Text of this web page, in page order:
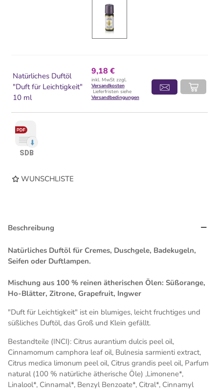
Natürliches Duftöl
"Duft für Leichtigkeit"
10 ml
9,18 €
inkl. MwSt zzgl.
Versandkosten
Lieferfristen siehe
Versandbedingungen
SDB
WUNSCHLISTE
Beschreibung
Natürliches Duftöl für Cremes, Duschgele, Badekugeln,
Seifen oder Duftlampen.
Mischung aus 100 % reinen ätherischen Ölen: Süßorange,
Ho-Blätter, Zitrone, Grapefruit, Ingwer
"Duft für Leichtigkeit" ist ein blumiges, leicht fruchtiges und
süßliches Duftöl, das Groß und Klein gefällt.
Bestandteile (INCI): Citrus aurantium dulcis peel oil,
Cinnamomum camphora leaf oil, Bulnesia sarmienti extract,
Citrus medica limonum peel oil, Citrus grandis peel oil, Parfum
natural (100 % natürliche ätherische Öle) ,Limonene*,
Linalool*, Cinnamal*, Benzyl Benzoate*, Citral*, Cinnamyl